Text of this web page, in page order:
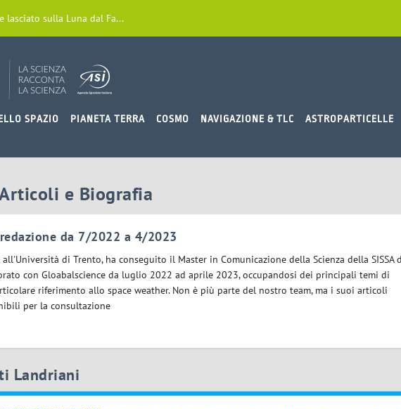
lasciato sulla Luna dal Fa...
SPAZIO PIANETA TERRA COSMO NAVIGAZIONE & TLC ASTROPARTICELLE
e Biografia
da 7/2022 a 4/2023
di Trento, ha conseguito il Master in Comunicazione della Scienza della SISSA
con Gloabalscience da luglio 2022 ad aprile 2023, occupandosi dei principali temi di
riferimento allo space weather. Non è più parte del nostro team, ma i suoi articoli
per la consultazione
Landriani